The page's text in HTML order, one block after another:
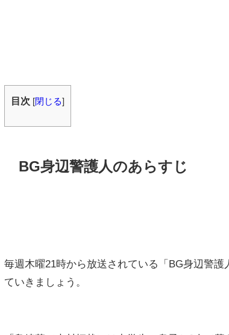
目次 閉じる
BG身辺警護人のあらすじ
毎週木曜21時から放送されている「BG身辺警
ていきましょう。